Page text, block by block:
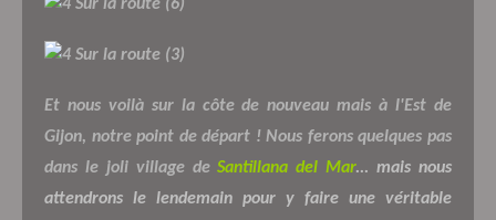
Et nous voilà sur la côte de nouveau mais à l'Est de
Gijon, notre point de départ ! Nous ferons quelques pas
dans le joli village deSantillana del Mar... mais nous
attendrons le lendemain pour y faire une véritable